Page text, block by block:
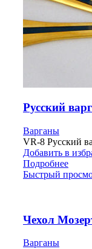
Русский
Варганы
VR-8 Русский
Добавить в
Подробнее
Быстрый
Чехол
Варганы